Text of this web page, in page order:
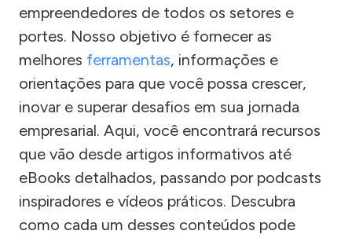
empreendedores de todos os setores e
portes. Nosso objetivo é fornecer as
melhores ferramentas, informações e
orientações para que você possa crescer,
inovar e superar desafios em sua jornada
empresarial. Aqui, você encontrará recursos
que vão desde artigos informativos até
eBooks detalhados, passando por podcasts
inspiradores e vídeos práticos. Descubra
como cada um desses conteúdos pode